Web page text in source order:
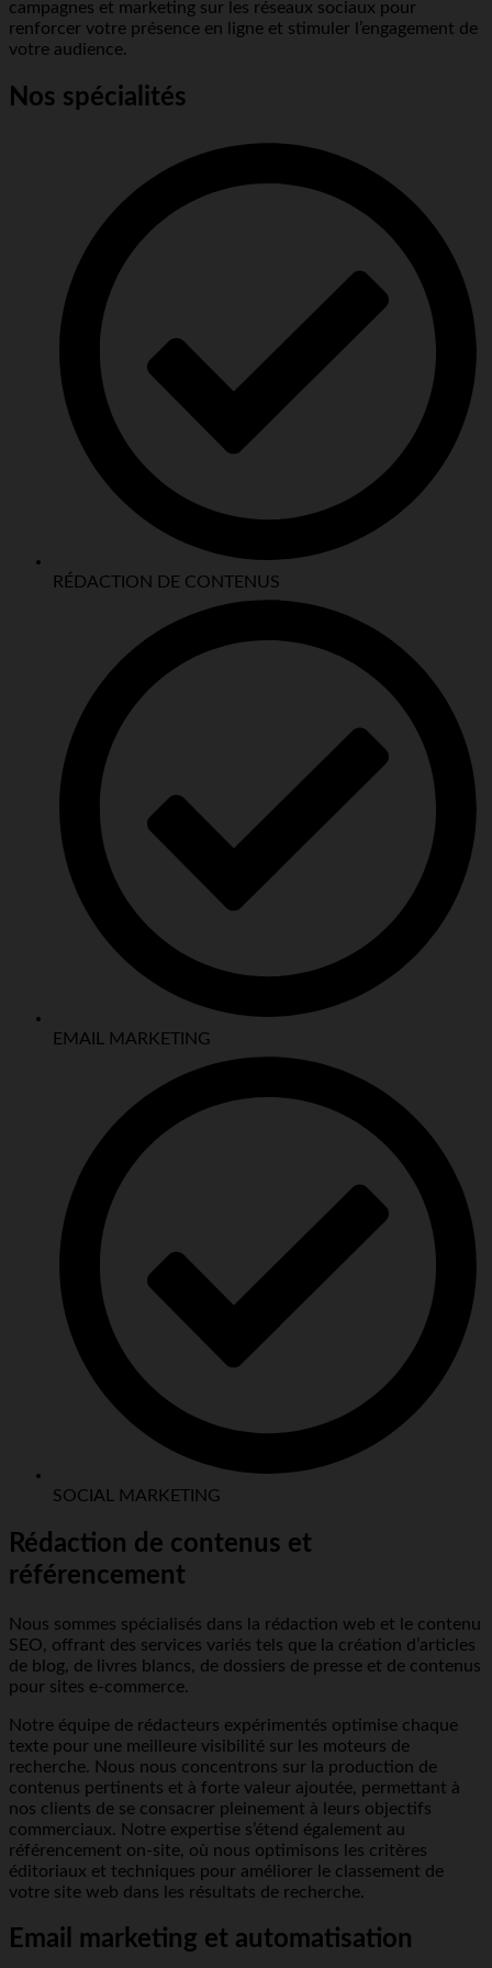
campagnes et marketing sur les réseaux sociaux pour
renforcer votre présence en ligne et stimuler l’engagement de
votre audience.
Nos spécialités
RÉDACTION DE CONTENUS
EMAIL MARKETING
SOCIAL MARKETING
Rédaction de contenus et
référencement
Nous sommes spécialisés dans la rédaction web et le contenu
SEO, offrant des services variés tels que la création d’articles
de blog, de livres blancs, de dossiers de presse et de contenus
pour sites e-commerce.
Notre équipe de rédacteurs expérimentés optimise chaque
texte pour une meilleure visibilité sur les moteurs de
recherche. Nous nous concentrons sur la production de
contenus pertinents et à forte valeur ajoutée, permettant à
nos clients de se consacrer pleinement à leurs objectifs
commerciaux. Notre expertise s’étend également au
référencement on-site, où nous optimisons les critères
éditoriaux et techniques pour améliorer le classement de
votre site web dans les résultats de recherche.
Email marketing et automatisation